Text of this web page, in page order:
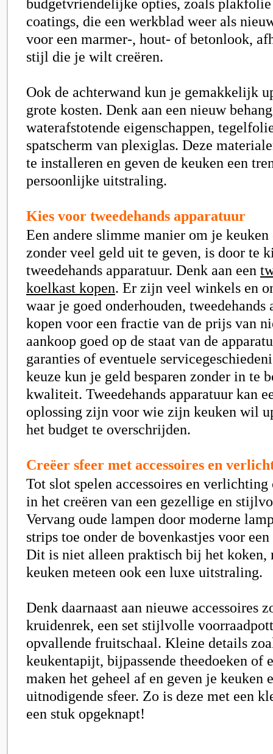
budgetvriendelijke opties, zoals
coatings, die een werkblad weer als
voor een marmer-, hout- of betonlook,
stijl die je wilt creëren.
Ook de achterwand kun je gemakkelijk
grote kosten. Denk aan een nieuw
waterafstotende eigenschappen,
spatscherm van plexiglas. Deze
te installeren en geven de keuken een
persoonlijke uitstraling.
Kies voor tweedehands apparatuur
Een andere slimme manier om je keuken
zonder veel geld uit te geven, is door te
tweedehands apparatuur. Denk aan een
koelkast kopen. Er zijn veel winkels en
waar je goed onderhouden, tweedehands
kopen voor een fractie van de prijs van
aankoop goed op de staat van de
garanties of eventuele
keuze kun je geld besparen zonder in te
kwaliteit. Tweedehands apparatuur kan
oplossing zijn voor wie zijn keuken wil
het budget te overschrijden.
Creëer sfeer met accessoires en
Tot slot spelen accessoires en
in het creëren van een gezellige en
Vervang oude lampen door moderne
strips toe onder de bovenkastjes voor
Dit is niet alleen praktisch bij het koken,
keuken meteen ook een luxe uitstraling.
Denk daarnaast aan nieuwe accessoires
kruidenrek, een set stijlvolle
opvallende fruitschaal. Kleine details
keukentapijt, bijpassende theedoeken of
maken het geheel af en geven je keuken
uitnodigende sfeer. Zo is deze met een
een stuk opgeknapt!